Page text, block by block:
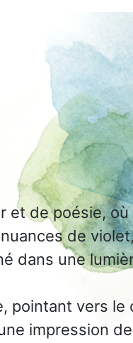
de poésie, où
de
dans une
vers le
impression